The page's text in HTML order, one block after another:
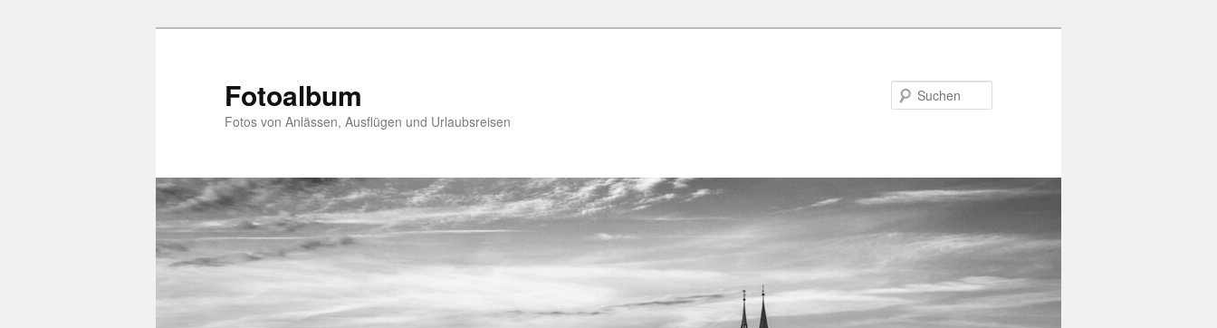
Fotoalbum
Fotos von Anlässen, Ausflügen und Urlaubsreisen